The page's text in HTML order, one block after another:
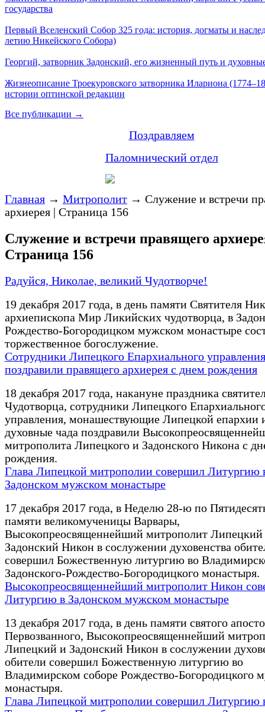
государства
Первый Вселенский Собор 325 года: история, догматы и
летию Никейского Собора)
Георгий, затворник Задонский, его жизненный путь и
Жизнеописание Троекуровского затворника Илариона
истории оптинской редакции
Все публикации →
Поздравляем
Паломнический отдел
Главная → Митрополит → Служение и встречи
архиерея | Страница 156
Служение и встречи правящего
Страница 156
Радуйся, Николае, великий Чудотворче!
19 декабря 2017 года, в день памяти Святителя
архиепископа Мир Ликийских чудотворца, в
Рождество-Богородицком мужском монастыре
торжественное богослужение.
Сотрудники Липецкого Епархиального управления
поздравили правящего архиерея с днем рождения
18 декабря 2017 года, накануне праздника
Чудотворца, сотрудники Липецкого
управления, монашествующие Липецкой епархии
духовные чада поздравили
митрополита Липецкого и Задонского Никона с
рождения.
Глава Липецкой митрополии совершил Литургию
Задонском мужском монастыре
17 декабря 2017 года, в Неделю 28-ю по
памяти великомученицы Варвары,
Высокопреосвященнейший митрополит Липецкий
Задонский Никон в сослужении духовенства
совершил Божественную литургию во
Задонского-Рождество-Богородицкого монастыря.
Высокопреосвященнейший митрополит Никон
Литургию в Задонском мужском монастыре
13 декабря 2017 года, в день памяти святого
Первозванного, Высокопреосвященнейший
Липецкий и Задонский Никон в сослужении
обители совершил Божественную литургию во
Владимирском соборе Рождество-Богородицкого
монастыря.
Глава Липецкой митрополии совершил Литургию